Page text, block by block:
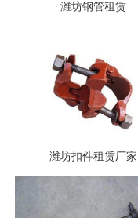
潍坊钢管租赁
潍坊扣件租赁厂家